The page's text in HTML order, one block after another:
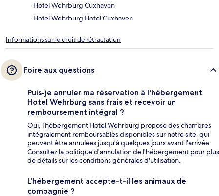
Hotel Wehrburg Cuxhaven
Hotel Wehrburg Hotel Cuxhaven
Informations sur le droit de rétractation
Foire aux questions
Puis-je annuler ma réservation à l'hébergement
Hotel Wehrburg sans frais et recevoir un
remboursement intégral ?
Oui, l'hébergement Hotel Wehrburg propose des chambres
intégralement remboursables disponibles sur notre site, qui
peuvent être annulées jusqu'à quelques jours avant l'arrivée.
Consultez la politique d'annulation de l'hébergement pour plus
de détails sur les conditions générales d'utilisation.
L'hébergement accepte-t-il les animaux de
compagnie ?